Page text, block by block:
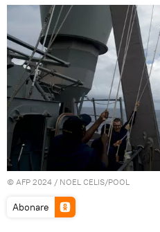
© AFP 2024 / NOEL CELIS/POOL
Abonare